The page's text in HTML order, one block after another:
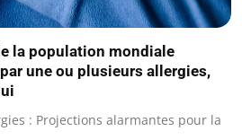
la population mondiale
une ou plusieurs allergies,
: Projections alarmantes pour la